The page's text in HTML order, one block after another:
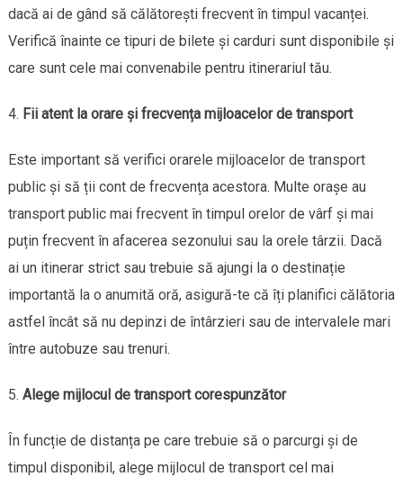
dacă ai de gând să călătorești frecvent în timpul vacanței.
Verifică înainte ce tipuri de bilete și carduri sunt disponibile și
care sunt cele mai convenabile pentru itinerariul tău.
Fii atent la orare și frecvența mijloacelor de transport
Este important să verifici orarele mijloacelor de transport
public și să ții cont de frecvența acestora. Multe orașe au
transport public mai frecvent în timpul orelor de vârf și mai
puțin frecvent în afacerea sezonului sau la orele târzii. Dacă
ai un itinerar strict sau trebuie să ajungi la o destinație
importantă la o anumită oră, asigură-te că îți planifici călătoria
astfel încât să nu depinzi de întârzieri sau de intervalele mari
între autobuze sau trenuri.
Alege mijlocul de transport corespunzător
În funcție de distanța pe care trebuie să o parcurgi și de
timpul disponibil, alege mijlocul de transport cel mai